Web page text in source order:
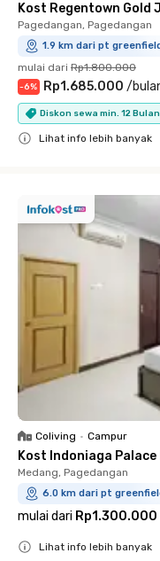
Kost Regentown Gold
Pagedangan, Pagedangan
1.9 km dari pt
mulai dari Rp1.800.000
-6% Rp1.685.000 /
Diskon sewa min. 12 Bulan
Lihat info lebih banyak
Coliving • Campur
Kost Indoniaga
Medang, Pagedangan
6.0 km dari pt
mulai dari Rp1.300.000
Lihat info lebih banyak